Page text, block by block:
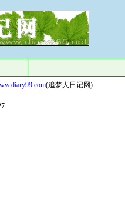
(追梦人日记网)